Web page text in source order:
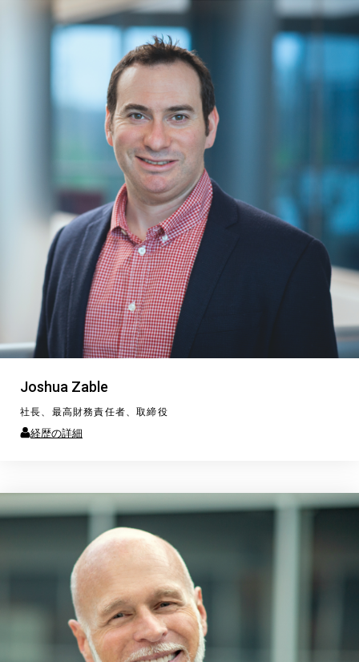
Joshua Zable
社長、最高財務責任者、取締役
経歴の詳細